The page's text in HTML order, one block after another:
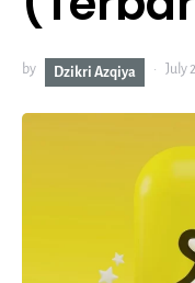
by Dzikri Azqiya July